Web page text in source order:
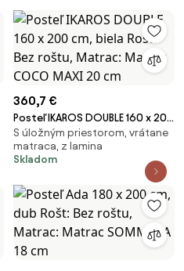
360,7 €
Posteľ IKAROS DOUBLE 160 x 200
cm, biela Rošt: Bez roštu,
Matrac: Matrac COCO MAXI 20
cm
S úložným priestorom, vrátane
matraca, z lamina
Skladom